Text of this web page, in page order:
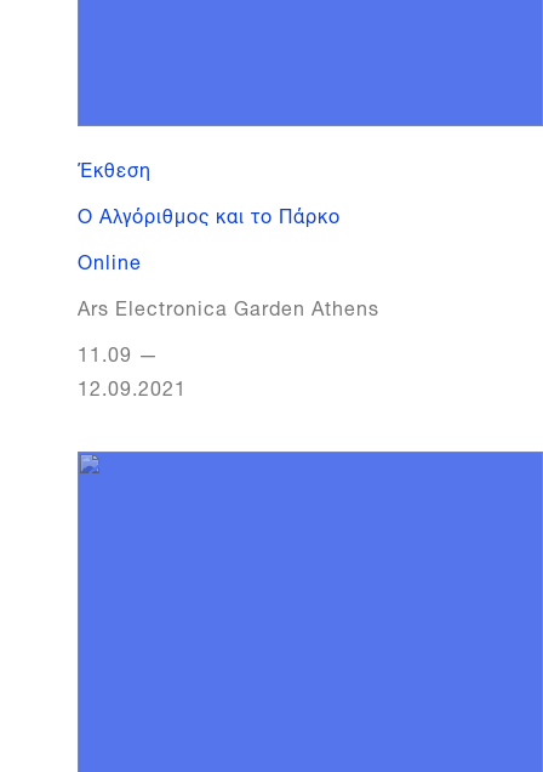
Έκθεση
Ο Αλγόριθμος και το Πάρκο
Online
Ars Electronica Garden Athens
11.09 —
12.09.2021